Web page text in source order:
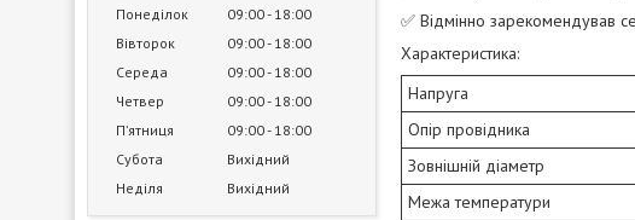
Понеділок 09:00 18:00
Вівторок
09:00 18:00
Середа
09:00 18:00
Четвер
09:00 18:00
Пʼятниця
09:00 18:00
Субота
Вихідний
Неділя
Вихідний
✅ Відмінно зарекомендував
Характеристика:
Напруга
Опір провідника
Зовнішній діаметр
Межа температури